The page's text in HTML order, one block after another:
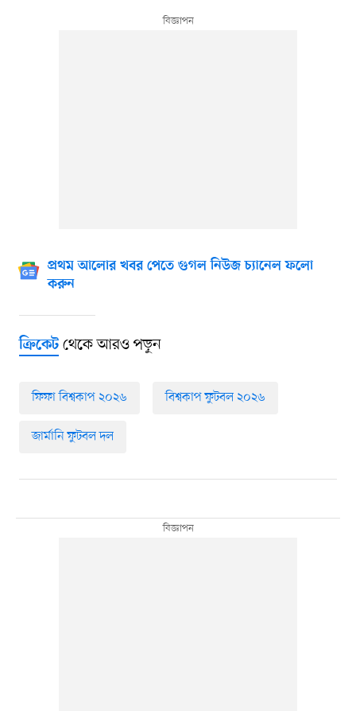
প্রথম আলোর খবর পেতে গুগল নিউজ চ্যানেল ফলো
করুন
ক্রিকেটথেকে আরও পড়ুন
ফিফা বিশ্বকাপ ২০২৬ বিশ্বকাপ ফুটবল ২০২৬
জার্মানি ফুটবল দল